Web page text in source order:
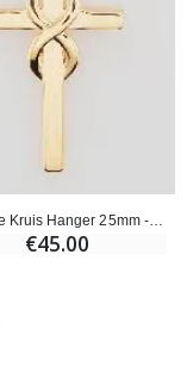
Vergulde Kruis Hanger 25mm - Infinity
€45.00